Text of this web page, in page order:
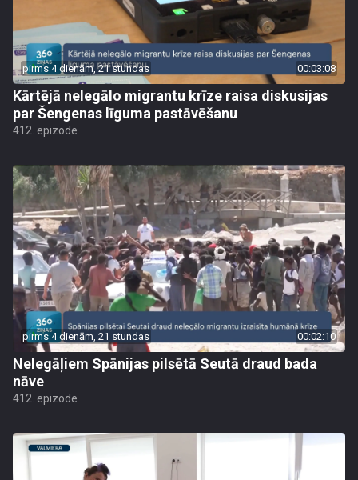
pirms 4 dienām, 21 stundas 00:03:08
Kārtējā nelegālo migrantu krīze raisa diskusijas
par Šengenas līguma pastāvēšanu
412. epizode
pirms 4 dienām, 21 stundas 00:02:10
Nelegāļiem Spānijas pilsētā Seutā draud bada
nāve
412. epizode